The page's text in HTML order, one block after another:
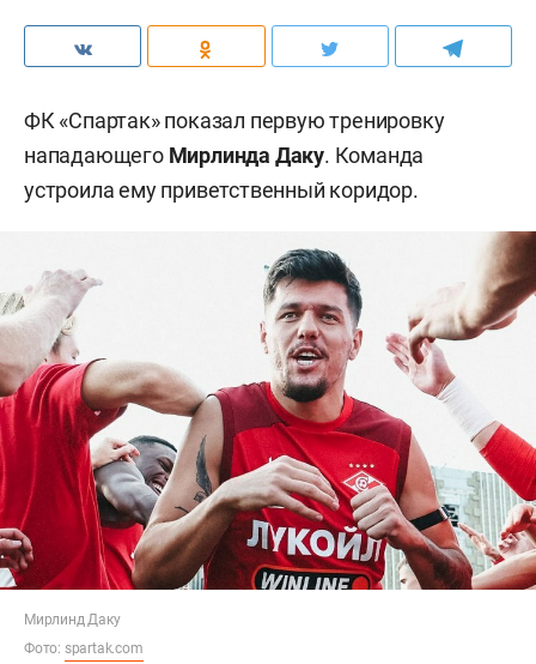
ФК «Спартак» показал первую тренировку
нападающего Мирлинда Даку. Команда
устроила ему приветственный коридор.
Мирлинд Даку
Фото: spartak.com